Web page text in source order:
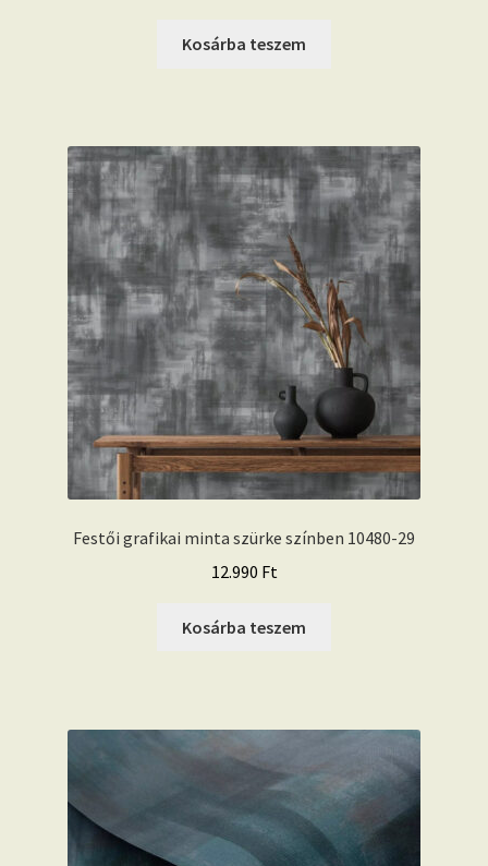
Kosárba teszem
Festői grafikai minta szürke színben 10480-29
12.990 Ft
Kosárba teszem